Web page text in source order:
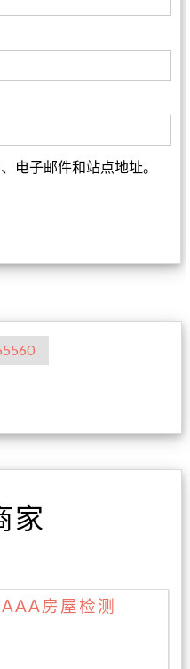
电子邮件和站点地址。
家
AAA房屋检测